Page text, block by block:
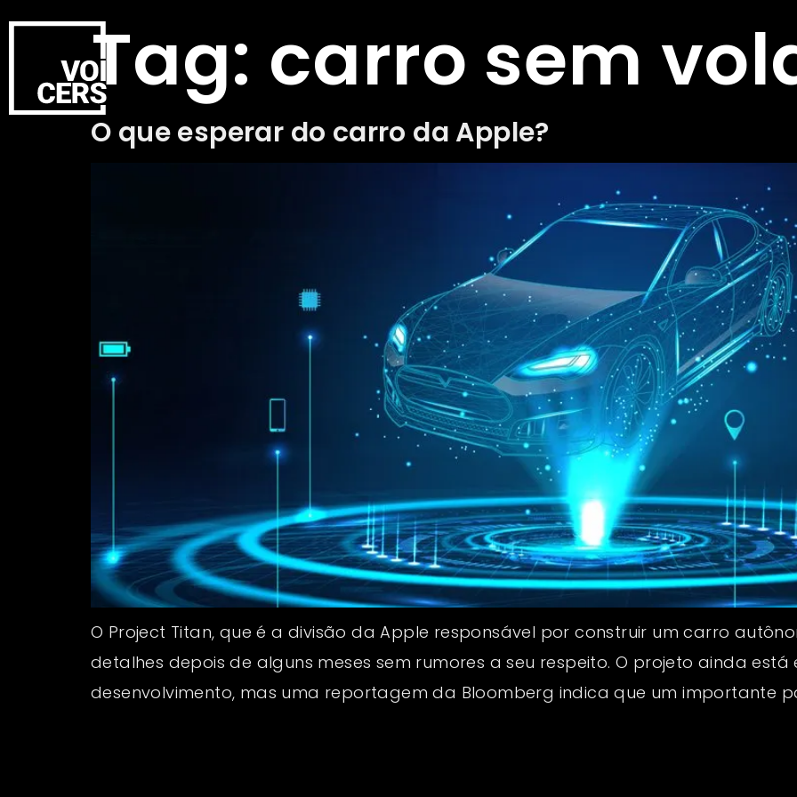
Tag: carro sem
O que esperar do carro da Apple?
O Project Titan, que é a divisão da Apple responsável por construir um carro
detalhes depois de alguns meses sem rumores a seu respeito. O projeto ainda
desenvolvimento, mas uma reportagem da Bloomberg indica que um importante